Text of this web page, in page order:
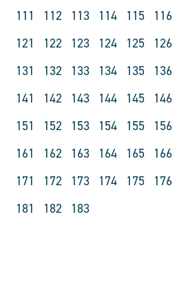
111
112 113 114 115 116
121
122 123 124 125 126
131
132 133 134 135 136
141
142 143 144 145 146
151
152 153 154 155 156
161
162 163 164 165 166
171
172 173 174 175 176
181
182 183